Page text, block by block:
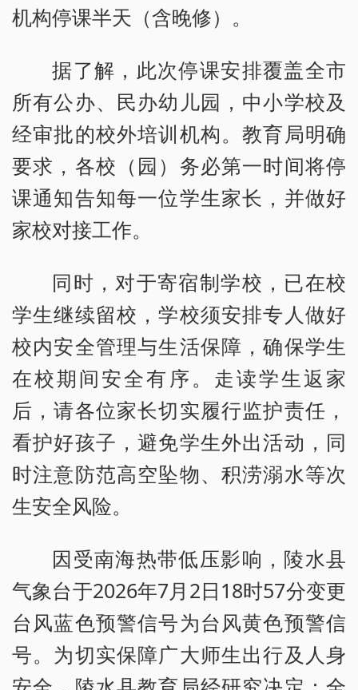
机构停课半天（含晚修）。
据了解，此次停课安排覆盖全市
所有公办、民办幼儿园，中小学校及
经审批的校外培训机构。教育局明确
要求，各校（园）务必第一时间将停
课通知告知每一位学生家长，并做好
家校对接工作。
同时，对于寄宿制学校，已在校
学生继续留校，学校须安排专人做好
校内安全管理与生活保障，确保学生
在校期间安全有序。走读学生返家
后，请各位家长切实履行监护责任，
看护好孩子，避免学生外出活动，同
时注意防范高空坠物、积涝溺水等次
生安全风险。
因受南海热带低压影响，陵水县
气象台于2026年7月2日18时57分变更
台风蓝色预警信号为台风黄色预警信
号。为切实保障广大师生出行及人身